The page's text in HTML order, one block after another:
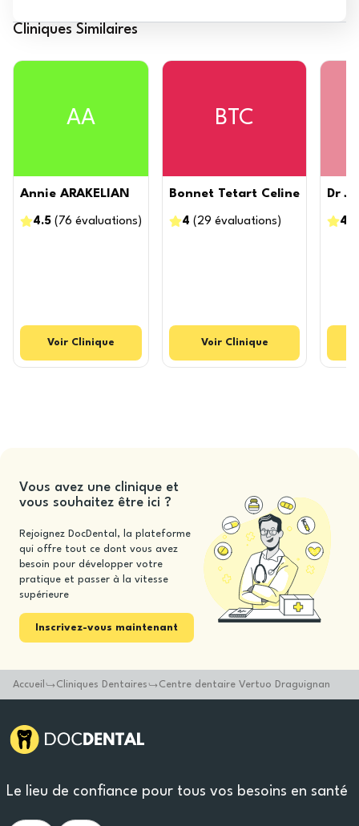
Cliniques Similaires
AA
Annie ARAKELIAN
4.5 ( 76 évaluations )
Voir Clinique
BTC
Bonnet Tetart Celine
4 ( 29 évaluations )
Voir Clinique
Dr
4
Vous avez une clinique et
vous souhaitez être ici ?
Rejoignez DocDental, la plateforme
qui offre tout ce dont vous avez
besoin pour développer votre
pratique et passer à la vitesse
supérieure
Inscrivez-vous maintenant
Accueil Cliniques Dentaires Centre dentaire Vertuo Draguignan
Le lieu de confiance pour tous vos besoins en santé